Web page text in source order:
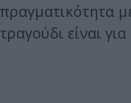
πραγματικότητα
τραγούδι είναι